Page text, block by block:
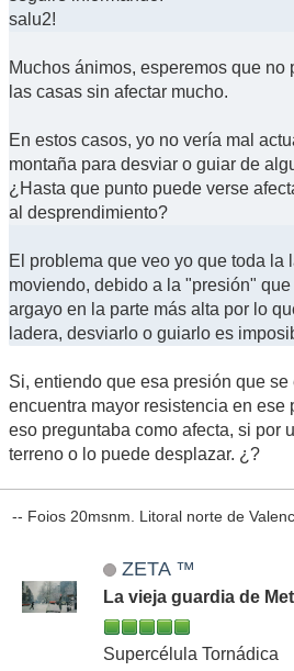
salu2!
Muchos ánimos, esperemos que no
las casas sin afectar mucho.
En estos casos, yo no vería mal
montaña para desviar o guiar de
¿Hasta que punto puede verse
al desprendimiento?
El problema que veo yo que toda la
moviendo, debido a la "presión"
argayo en la parte más alta por lo
ladera, desviarlo o guiarlo es
Si, entiendo que esa presión que
encuentra mayor resistencia en ese
eso preguntaba como afecta, si por
terreno o lo puede desplazar. ¿?
-- Foios 20msnm. Litoral norte de
ZETA ™
La vieja guardia de
Supercélula Tornádica